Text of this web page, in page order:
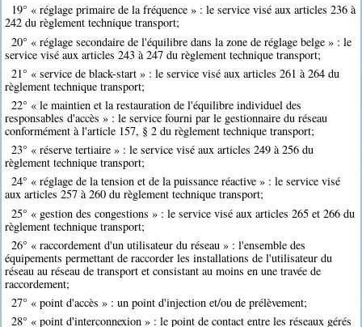
19° « réglage primaire de la fréquence » : le service visé aux articles 236 à
242 du règlement technique transport;
20° « réglage secondaire de l'équilibre dans la zone de réglage belge » : le
service visé aux articles 243 à 247 du règlement technique transport;
21° « service de black-start » : le service visé aux articles 261 à 264 du
règlement technique transport;
22° « le maintien et la restauration de l'équilibre individuel des
responsables d'accès » : le service fourni par le gestionnaire du réseau
conformément à l'article 157, § 2 du règlement technique transport;
23° « réserve tertiaire » : le service visé aux articles 249 à 256 du
règlement technique transport;
24° « réglage de la tension et de la puissance réactive » : le service visé
aux articles 257 à 260 du règlement technique transport;
25° « gestion des congestions » : le service visé aux articles 265 et 266 du
règlement technique transport;
26° « raccordement d'un utilisateur du réseau » : l'ensemble des
équipements permettant de raccorder les installations de l'utilisateur du
réseau au réseau de transport et consistant au moins en une travée de
raccordement;
27° « point d'accès » : un point d'injection et/ou de prélèvement;
28° « point d'interconnexion » : le point de contact entre les réseaux gérés